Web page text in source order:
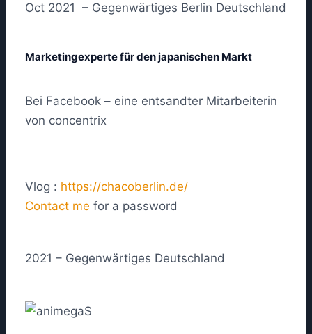
Oct 2021 – Gegenwärtiges Berlin Deutschland
Marketingexperte für den japanischen Markt
Bei Facebook – eine entsandter Mitarbeiterin
von concentrix
Vlog : https://chacoberlin.de/
Contact me for a password
2021 – Gegenwärtiges Deutschland